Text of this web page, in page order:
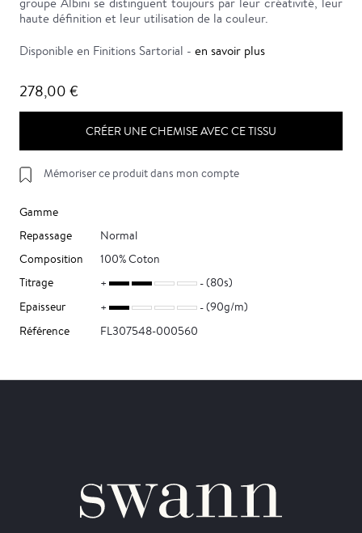
haute définition et leur utilisation de la couleur.
Disponible en Finitions Sartorial - en savoir plus
278,00 €
CRÉER UNE CHEMISE AVEC CE TISSU
Mémoriser ce produit dans mon compte
Gamme
Repassage
Normal
Composition
100% Coton
Titrage
(80s)
Epaisseur
(90g/m)
Référence
FL307548-000560